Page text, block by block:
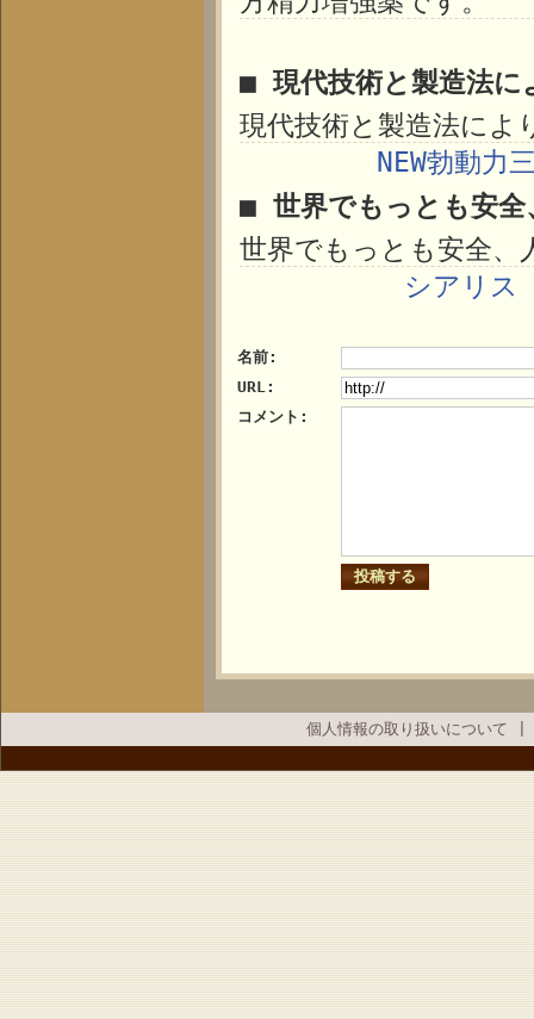
■ 現代技術と製造法に
現代技術と製造法によ
NEW勃動力
■ 世界でもっとも安全
世界でもっとも安全、
シアリス
名前:
URL:
コメント:
個人情報の取り扱いについて